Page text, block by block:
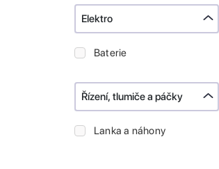
Elektro
Baterie
Řízení, tlumiče a páčky
Lanka a náhony